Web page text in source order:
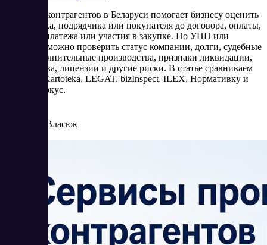
Проверка контрагентов в Беларуси помогает бизнесу оценить
поставщика, подрядчика или покупателя до договора, оплаты,
отсрочки платежа или участия в закупке. По УНП или
названию можно проверить статус компании, долги, судебные
дела, исполнительные производства, признаки ликвидации,
банкротства, лицензии и другие риски. В статье сравниваем
DAZOR, Kartoteka, LEGAT, bizInspect, ILEX, Нормативку и
Контур.Фокус.
Елена Власюк